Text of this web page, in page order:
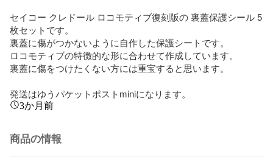
セイコー クレドール ロコモティブ復刻版の 裏蓋保護シール 5
枚セットです。
裏蓋に傷がつかないように自作した保護シートです。
ロコモティブの特徴的な形に合わせて作成しています。
裏蓋に傷をつけたくない方には重宝すると思います。
発送はゆうパケットポストminiになります。
3か月前
商品の情報